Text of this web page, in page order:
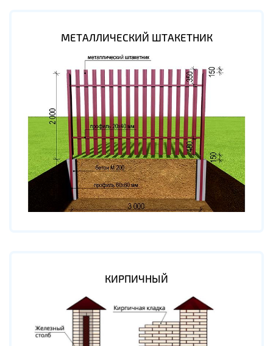
МЕТАЛЛИЧЕСКИЙ ШТАКЕТНИК
КИРПИЧНЫЙ